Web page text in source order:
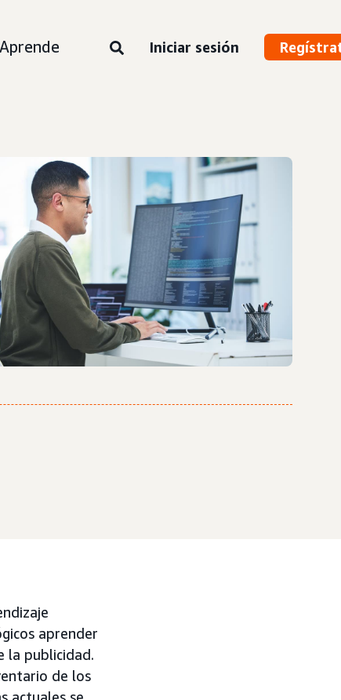
Aprende Iniciar sesión
aprender
la publicidad.
de los
actuales se